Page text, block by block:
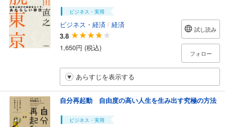
ビジネス・実用
ビジネス・経済 / 経済
3.8
1,650円 (税込)
試し読み
フォロー
あらすじを表示する
自分再起動 自由度の高い人生を生み出す究極の方法
ビジネス・実用